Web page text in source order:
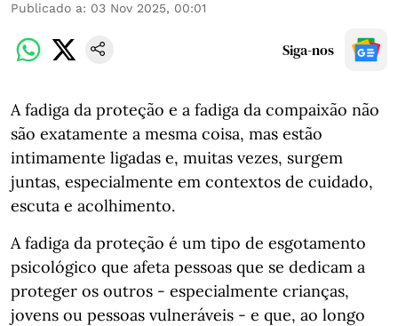
Publicado a: 03 Nov 2025, 00:01
Siga-nos
A fadiga da proteção e a fadiga da compaixão não
são exatamente a mesma coisa, mas estão
intimamente ligadas e, muitas vezes, surgem
juntas, especialmente em contextos de cuidado,
escuta e acolhimento.
A fadiga da proteção é um tipo de esgotamento
psicológico que afeta pessoas que se dedicam a
proteger os outros - especialmente crianças,
jovens ou pessoas vulneráveis - e que, ao longo